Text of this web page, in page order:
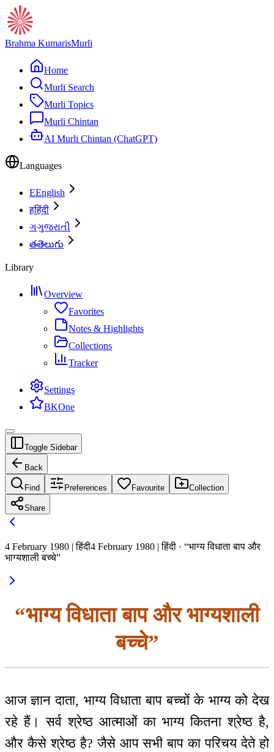
Brahma KumarisMurli
Home
Murli Search
Murli Topics
Murli Chintan
AI Murli Chintan (ChatGPT)
Languages
EEnglish
हहिंदी
ગગુજરાતી
తతెలుగు
Library
Overview
Favorites
Notes & Highlights
Collections
Tracker
Settings
BKOne
Toggle Sidebar
Back
Find Preferences Favourite Collection
Share
4 February 1980 | हिंदी4 February 1980 | हिंदी · “भाग्य विधाता बाप और
भाग्यशाली बच्चे”
“भाग्य विधाता बाप और भाग्यशाली
बच्चे”
आज ज्ञान दाता, भाग्य विधाता बाप बच्चों के भाग्य को देख
रहे हैं। सर्व श्रेष्ठ आत्माओं का भाग्य कितना श्रेष्ठ है,
और कैसे श्रेष्ठ है? जैसे आप सभी बाप का परिचय देते हो